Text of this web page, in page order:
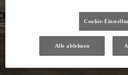
Cookie-
Alle ablehnen